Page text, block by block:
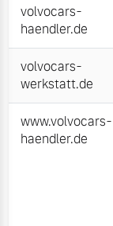
volvocars-
haendler.de
volvocars-
werkstatt.de
www.volvocars-
haendler.de